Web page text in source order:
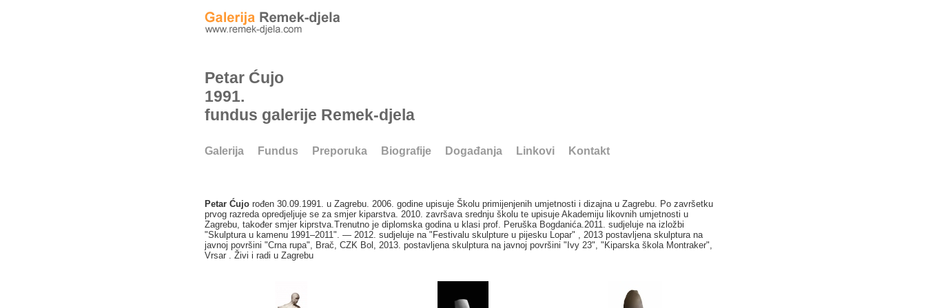
Petar Ćujo
1991.
fundus galerije Remek-djela
Galerija Fundus Preporuka Biografije Događanja Linkovi Kontakt
Petar Ćujo rođen 30.09.1991. u Zagrebu. 2006. godine upisuje Školu primijenjenih umjetnosti i dizajna u Zagrebu. Po završetku
prvog razreda opredjeljuje se za smjer kiparstva. 2010. završava srednju školu te upisuje Akademiju likovnih umjetnosti u
Zagrebu, također smjer kiprstva.Trenutno je diplomska godina u klasi prof. Peruška Bogdanića.2011. sudjeluje na izložbi
"Skulptura u kamenu 1991–2011". — 2012. sudjeluje na "Festivalu skulpture u pijesku Lopar" , 2013 postavljena skulptura na
javnoj površini "Crna rupa", Brač, CZK Bol, 2013. postavljena skulptura na javnoj površini "Ivy 23", "Kiparska škola Montraker",
Vrsar . Živi i radi u Zagrebu